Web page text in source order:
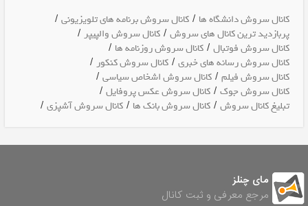
کانال سروش دانشگاه ها /کانال سروش برنامه های تلویزیونی /
پربازدید ترین کانال های سروش /کانال سروش والپیپر /
کانال سروش فوتبال /کانال سروش روزنامه ها /
کانال سروش رسانه های خبری /کانال سروش کنکور /
کانال سروش فیلم /کانال سروش اشخاص سیاسی /
کانال سروش جوک /کانال سروش عکس پروفایل /
تبلیغ کانال سروش /کانال سروش بانک ها /کانال سروش آشپزی /
مای چنلز
مرجع معرفی و ثبت کانال